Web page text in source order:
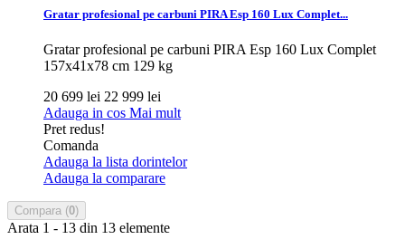
Gratar profesional pe carbuni PIRA Esp 160 Lux Complet...
Gratar profesional pe carbuni PIRA Esp 160 Lux Complet
157x41x78 cm 129 kg
20 699 lei 22 999 lei
Adauga in cos Mai mult
Pret redus!
Comanda
Adauga la lista dorintelor
Adauga la comparare
Compara (0)
Arata 1 - 13 din 13 elemente